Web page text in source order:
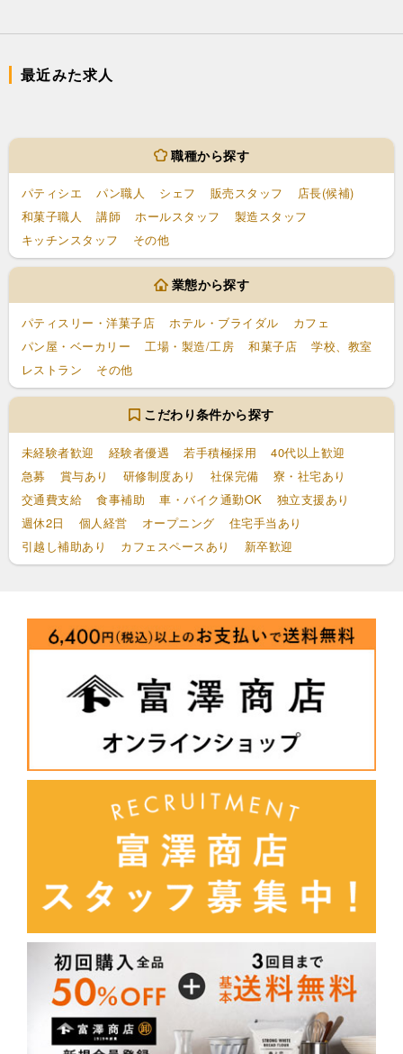
最近みた求人
職種から探す
パティシエ パン職人 シェフ 販売スタッフ
店長(候補)
和菓子職人
講師 ホールスタッフ
製造スタッフ
キッチンスタッフ
その他
業態から探す
パティスリー・洋菓子店 ホテル・ブライダル
カフェ
パン屋・ベーカリー
工場・製造/工房 和菓子店
学校、教室
レストラン
その他
こだわり条件から探す
未経験者歓迎 経験者優遇 若手積極採用
40代以上歓迎
急募
賞与あり 研修制度あり 社保完備
寮・社宅あり
交通費支給
食事補助 車・バイク通勤OK
独立支援あり
週休2日
個人経営 オープニング
住宅手当あり
引越し補助あり
カフェスペースあり 新卒歓迎